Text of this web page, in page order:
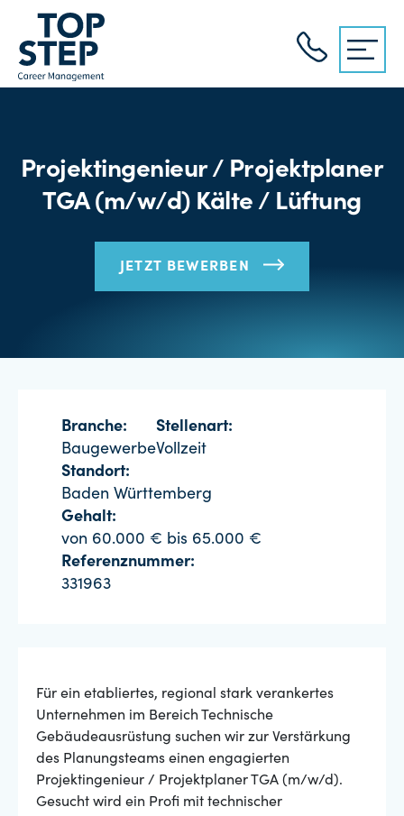
Projektingenieur / Projektplaner
TGA (m/w/d) Kälte / Lüftung
JETZT BEWERBEN
Branche:
Baugewerbe
Stellenart:
Vollzeit
Standort:
Baden Württemberg
Gehalt:
von 60.000 € bis 65.000 €
Referenznummer:
331963
Für ein etabliertes, regional stark verankertes
Unternehmen im Bereich Technische
Gebäudeausrüstung suchen wir zur Verstärkung
des Planungsteams einen engagierten
Projektingenieur / Projektplaner TGA (m/w/d).
Gesucht wird ein Profi mit technischer